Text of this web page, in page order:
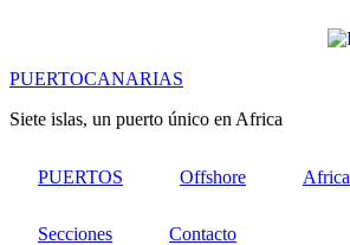
principal
PUERTOCANARIAS
Siete islas, un puerto único en Africa
PUERTOS Offshore Africa
Secciones Contacto